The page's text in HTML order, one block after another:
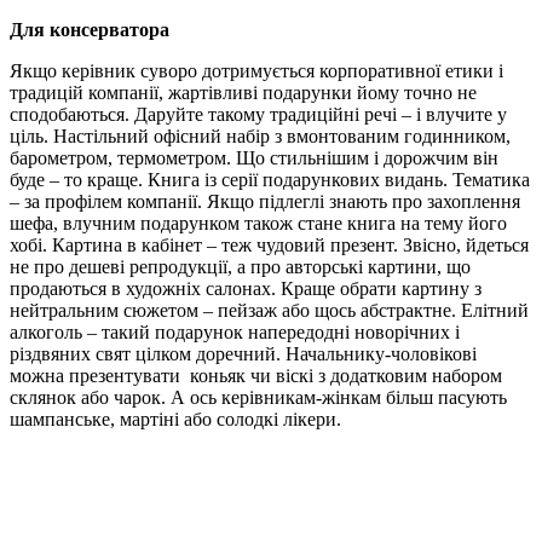
Для консерватора
Якщо керівник суворо дотримується корпоративної етики і
традицій компанії, жартівливі подарунки йому точно не
сподобаються. Даруйте такому традиційні речі – і влучите у
ціль. Настільний офісний набір з вмонтованим годинником,
барометром, термометром. Що стильнішим і дорожчим він
буде – то краще. Книга із серії подарункових видань. Тематика
– за профілем компанії. Якщо підлеглі знають про захоплення
шефа, влучним подарунком також стане книга на тему його
хобі. Картина в кабінет – теж чудовий презент. Звісно, йдеться
не про дешеві репродукції, а про авторські картини, що
продаються в художніх салонах. Краще обрати картину з
нейтральним сюжетом – пейзаж або щось абстрактне. Елітний
алкоголь – такий подарунок напередодні новорічних і
різдвяних свят цілком доречний. Начальнику-чоловікові
можна презентувати коньяк чи віскі з додатковим набором
склянок або чарок. А ось керівникам-жінкам більш пасують
шампанське, мартіні або солодкі лікери.